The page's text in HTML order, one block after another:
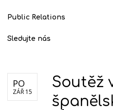
Aktuality Proběhlo na GMVV
Public Relations
Školní magazín REFRESH
Sledujte nás
PO
ZÁŘ 15
Soutěž